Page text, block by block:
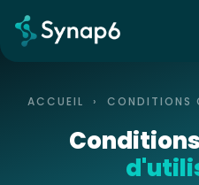
ACCUEIL › CONDITIONS